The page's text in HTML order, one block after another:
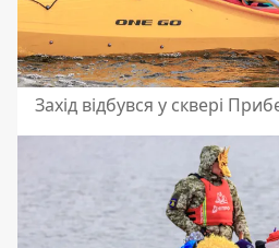
Захід відбувся у сквері